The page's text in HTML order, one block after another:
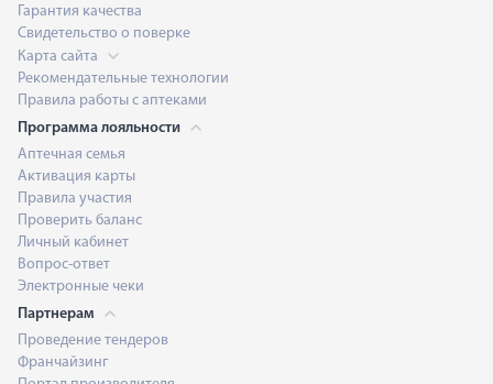
Гарантия качества
Свидетельство о поверке
Карта сайта
Рекомендательные технологии
Правила работы с аптеками
Программа лояльности
Аптечная семья
Активация карты
Правила участия
Проверить баланс
Личный кабинет
Вопрос-ответ
Электронные чеки
Партнерам
Проведение тендеров
Франчайзинг